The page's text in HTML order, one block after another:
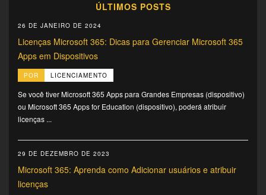
ÚLTIMOS POSTS
26 DE JANEIRO DE 2024
Licenças Microsoft 365: Dicas para Gerenciar Microsoft 365
Apps em Dispositivos
POR LICENCIAMENTO
Se você tiver Microsoft 365 Apps para Grandes Empresas (dispositivo)
ou Microsoft 365 Apps for Education (dispositivo), poderá atribuir
licenças ...
29 DE DEZEMBRO DE 2023
Microsoft 365: Aprenda como Adicionar usuários e atribuir
licenças